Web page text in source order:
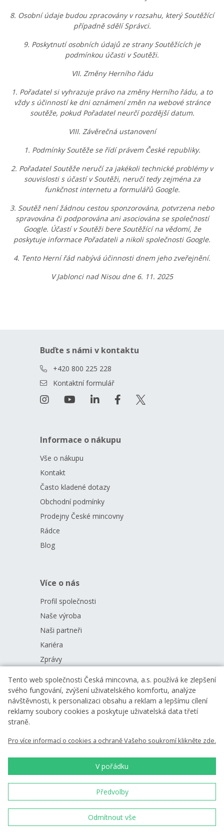
8. Osobní údaje budou zpracovány v rozsahu, který Soutěžící
případně sdělí Správci.
9. Poskytnutí osobních údajů ze strany Soutěžících je
podmínkou účasti v Soutěži.
VII. Změny Herního řádu
1. Pořadatel si vyhrazuje právo na změny Herního řádu, a to
vždy s účinností ke dni oznámení změn na webové stránce
soutěže, pokud Pořadatel neurčí pozdější datum.
VIII. Závěrečná ustanovení
1. Podmínky Soutěže se řídí právem České republiky.
2. Pořadatel Soutěže neručí za jakékoli technické problémy v
souvislosti s účastí v Soutěži, neručí tedy zejména za
funkčnost internetu a formulářů Google.
3. Soutěž není žádnou cestou sponzorována, potvrzena nebo
spravována či podporována ani asociována se společností
Google. Účastí v Soutěži bere Soutěžící na vědomí, že
poskytuje informace Pořadateli a nikoli společnosti Google.
4. Tento Herní řád nabývá účinnosti dnem jeho zveřejnění.
V Jablonci nad Nisou dne 6. 11. 2025
Buďte s námi v kontaktu
+420 800 225 228
Kontaktní formulář
Informace o nákupu
Vše o nákupu
Kontakt
Často kladené dotazy
Obchodní podmínky
Prodejny České mincovny
Rádce
Blog
Více o nás
Profil společnosti
Naše výroba
Naši partneři
Kariéra
Zprávy
Nenechte si nic ujít
Vložením e-mailu souhlasíte spodmínkami
zpracování osobních údajů
Tento web společnosti Česká mincovna, a.s. používá ke zlepšení
svého fungování, zvýšení uživatelského komfortu, analýze
návštěvnosti, k personalizaci obsahu a reklam a lepšímu cílení
reklamy soubory cookies a poskytuje uživatelská data třetí
straně.
Pro více informací o cookies a ochraně Vašeho soukromí klikněte zde.
V pořádku
Předvolby
Odmítnout vše